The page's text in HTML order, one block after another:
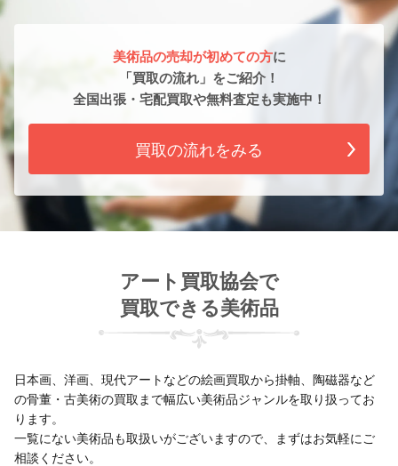
美術品の売却が初めての方に
「買取の流れ」をご紹介！
全国出張・宅配買取や無料査定も実施中！
買取の流れをみる
アート買取協会で
買取できる美術品
日本画、洋画、現代アートなどの絵画買取から掛軸、陶磁器など
の骨董・古美術の買取まで幅広い美術品ジャンルを取り扱ってお
ります。
一覧にない美術品も取扱いがございますので、まずはお気軽にご
相談ください。